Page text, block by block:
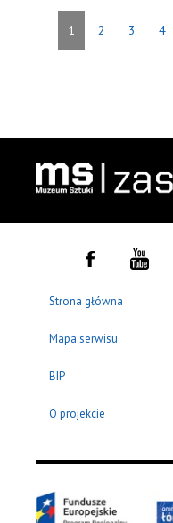
1 2 3 4
Strona główna
Mapa serwisu
BIP
O projekcie